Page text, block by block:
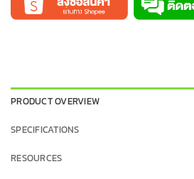
PRODUCT OVERVIEW
SPECIFICATIONS
RESOURCES